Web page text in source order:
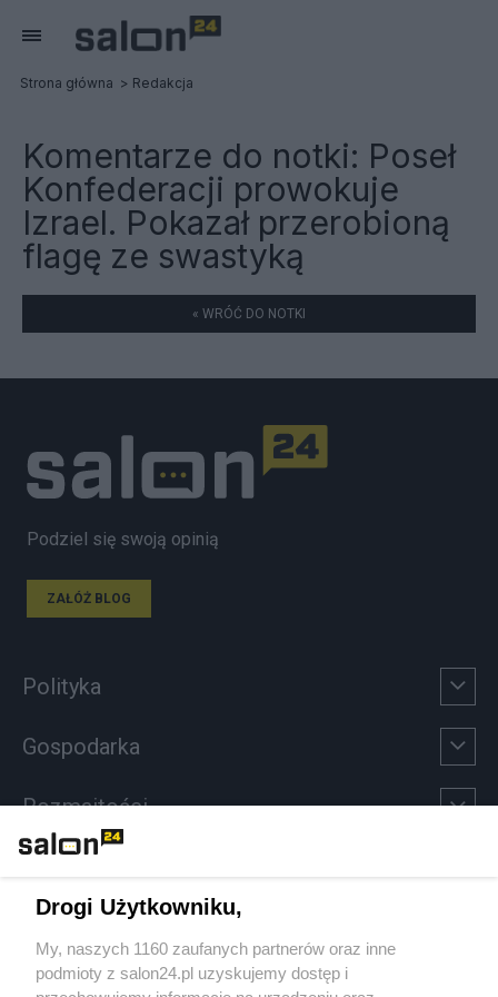
Strona główna Redakcja
Komentarze do notki: Poseł
Konfederacji prowokuje
Izrael. Pokazał przerobioną
flagę ze swastyką
« WRÓĆ DO NOTKI
Podziel się swoją opinią
ZAŁÓŻ BLOG
Polityka
Gospodarka
Rozmaitości
Sport
Społeczeństwo
Drogi Użytkowniku,
My, naszych 1160 zaufanych partnerów oraz inne
podmioty z salon24.pl uzyskujemy dostęp i